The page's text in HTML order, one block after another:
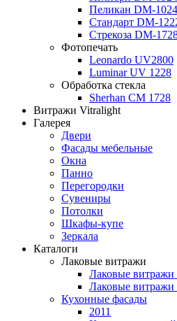
Пеликан DM-1024
Стандарт DM-
Стрекоза DM-
Фотопечать
Leonardo UV2800
Luminar UV 1228
Обработка стекла
Sherhan CM 1728
Витражи Vitralight
Галерея
Двери
Фасады мебельные
Окна
Панно
Перегородки
Сувениры
Потолки
Шкафы-купе
Зеркала
Каталоги
Лаковые витражи
Лаковые витражи
Лаковые витражи
Кухонные фасады
2011